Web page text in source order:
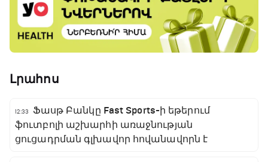
Լրահոս
12:33
Ֆասթ Բանկը Fast Sports-ի եթերում
ֆուտբոլի աշխարհի առաջնության
ցուցադրման գլխավոր հովանավորն է